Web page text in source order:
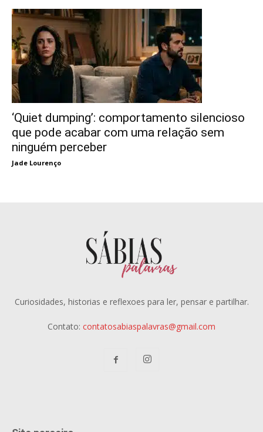
‘Quiet dumping’: comportamento silencioso
que pode acabar com uma relação sem
ninguém perceber
Jade Lourenço
Curiosidades, historias e reflexoes para ler, pensar e partilhar.
Contato: contatosabiaspalavras@gmail.com